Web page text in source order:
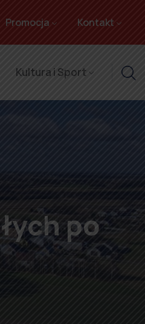
Promocja Kontakt
Kultura i Sport
po